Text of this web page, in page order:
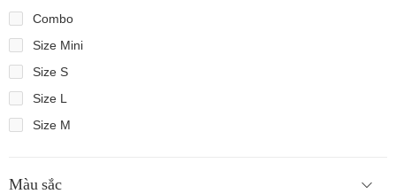
Combo
Size Mini
Size S
Size L
Size M
Màu sắc